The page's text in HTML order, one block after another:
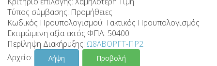
Τύπος σύμβασης: Προμήθειες
Κωδικός Προϋπολογισμού: Τακτικός Προϋπολογισμός
Εκτιμώμενη αξία εκτός ΦΠΑ: 50400
Περίληψη Διακήρυξης: Ω8ΛΒΟΡΓΤ-ΠΡ2
Αρχείο:
Λήψη Προβολή